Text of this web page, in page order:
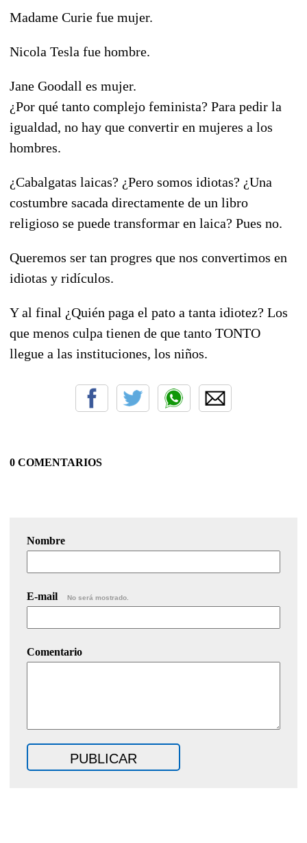
Madame Curie fue mujer.
Nicola Tesla fue hombre.
Jane Goodall es mujer.
¿Por qué tanto complejo feminista? Para pedir la
igualdad, no hay que convertir en mujeres a los
hombres.
¿Cabalgatas laicas? ¿Pero somos idiotas? ¿Una
costumbre sacada directamente de un libro
religioso se puede transformar en laica? Pues no.
Queremos ser tan progres que nos convertimos en
idiotas y ridículos.
Y al final ¿Quién paga el pato a tanta idiotez? Los
que menos culpa tienen de que tanto TONTO
llegue a las instituciones, los niños.
0 COMENTARIOS
Nombre
E-mail No será mostrado.
Comentario